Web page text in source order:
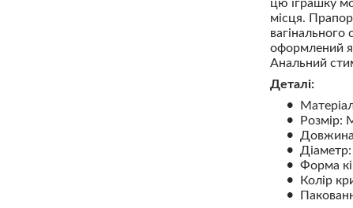
цю іграшку
місця.
оформлений
Анальний
Деталі:
Розмір:
Форма
Колір